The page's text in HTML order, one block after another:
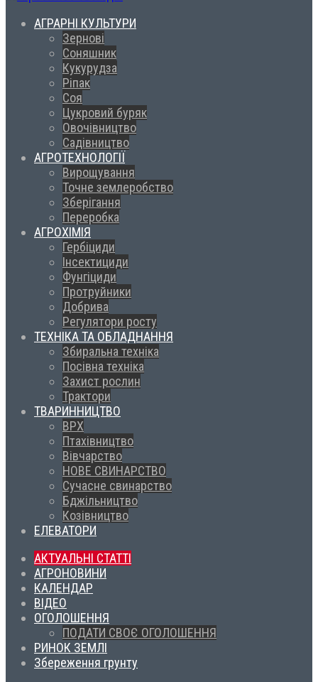
АГРАРНІ КУЛЬТУРИ
Зернові
Соняшник
Кукурудза
Ріпак
Соя
Цукровий буряк
Овочівництво
Садівництво
АГРОТЕХНОЛОГІЇ
Вирощування
Точне землеробство
Зберігання
Переробка
АГРОХІМІЯ
Гербіциди
Інсектициди
Фунгіциди
Протруйники
Добрива
Регулятори росту
ТЕХНІКА ТА ОБЛАДНАННЯ
Збиральна техніка
Посівна техніка
Захист рослин
Трактори
ТВАРИННИЦТВО
ВРХ
Птахівництво
Вівчарство
НОВЕ СВИНАРСТВО
Сучасне свинарство
Бджільництво
Козівництво
ЕЛЕВАТОРИ
АКТУАЛЬНІ СТАТТІ
АГРОНОВИНИ
КАЛЕНДАР
ВІДЕО
ОГОЛОШЕННЯ
ПОДАТИ СВОЄ ОГОЛОШЕННЯ
РИНОК ЗЕМЛІ
Збереження грунту